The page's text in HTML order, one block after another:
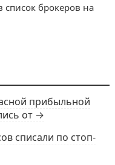
брокеров на
прибыльной
от →
списали по стоп-